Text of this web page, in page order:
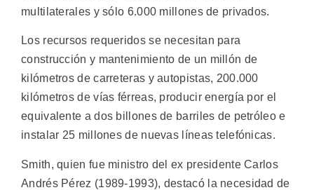
multilaterales y sólo 6.000 millones de privados.
Los recursos requeridos se necesitan para
construcción y mantenimiento de un millón de
kilómetros de carreteras y autopistas, 200.000
kilómetros de vías férreas, producir energía por el
equivalente a dos billones de barriles de petróleo e
instalar 25 millones de nuevas líneas telefónicas.
Smith, quien fue ministro del ex presidente Carlos
Andrés Pérez (1989-1993), destacó la necesidad de